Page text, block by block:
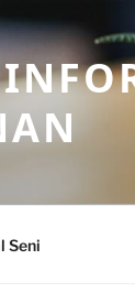
Seni